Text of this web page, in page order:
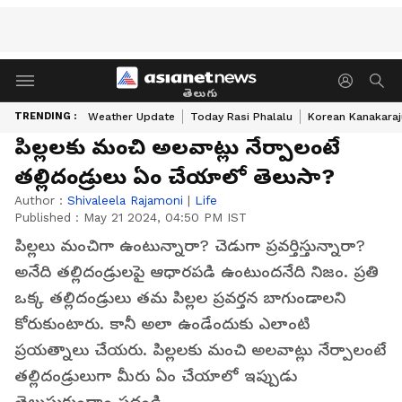
తెలుగు
TRENDING : Weather Update Today Rasi Phalalu Korean
పిల్లలకు మంచి అలవాట్లు నేర్పాలంటే
తల్లిదండ్రులు ఏం చేయాలో తెలుసా?
Author : Shivaleela Rajamoni | Life
Published : May 21 2024, 04:50 PM IST
పిల్లలు మంచిగా ఉంటున్నారా? చెడుగా ప్రవర్తిస్తున్నారా?
అనేది తల్లిదండ్రులపై ఆధారపడి ఉంటుందనేది నిజం. ప్రతి
ఒక్క తల్లిదండ్రులు తమ పిల్లల ప్రవర్తన బాగుండాలని
కోరుకుంటారు. కానీ అలా ఉండేందుకు ఎలాంటి
ప్రయత్నాలు చేయరు. పిల్లలకు మంచి అలవాట్లు నేర్పాలంటే
తల్లిదండ్రులుగా మీరు ఏం చేయాలో ఇప్పుడు